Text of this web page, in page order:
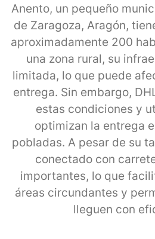
Anento, un pequeño
de Zaragoza, Aragón,
aproximadamente 200
una zona rural, su
limitada, lo que puede
entrega. Sin embargo,
estas condiciones y
optimizan la entrega
pobladas. A pesar de su
conectado con
importantes, lo que
áreas circundantes y
lleguen con